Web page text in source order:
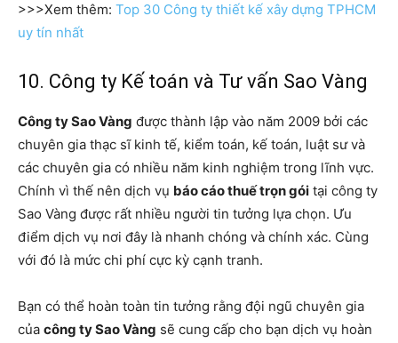
>>>Xem thêm: Top 30 Công ty thiết kế xây dựng TPHCM
uy tín nhất
10. Công ty Kế toán và Tư vấn Sao Vàng
Công ty Sao Vàng được thành lập vào năm 2009 bởi các
chuyên gia thạc sĩ kinh tế, kiểm toán, kế toán, luật sư và
các chuyên gia có nhiều năm kinh nghiệm trong lĩnh vực.
Chính vì thế nên dịch vụ báo cáo thuế trọn gói tại công ty
Sao Vàng được rất nhiều người tin tưởng lựa chọn. Ưu
điểm dịch vụ nơi đây là nhanh chóng và chính xác. Cùng
với đó là mức chi phí cực kỳ cạnh tranh.
Bạn có thể hoàn toàn tin tưởng rằng đội ngũ chuyên gia
của công ty Sao Vàng sẽ cung cấp cho bạn dịch vụ hoàn